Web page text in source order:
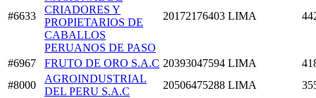
#6633
CRIADORES Y
PROPIETARIOS DE
CABALLOS
PERUANOS DE PASO
20172176403 LIMA
#6967 FRUTO DE ORO S.A.C 20393047594 LIMA
#8000
AGROINDUSTRIAL
DEL PERU S.A.C
20506475288 LIMA